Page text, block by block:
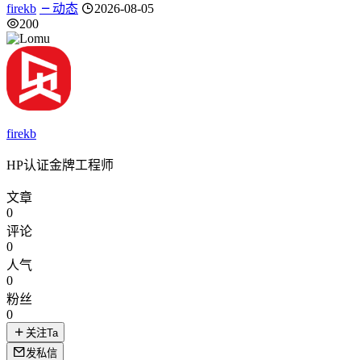
firekb 动态
2026-08-05
200
firekb
HP认证金牌工程师
文章
0
评论
0
人气
0
粉丝
0
关注Ta
发私信